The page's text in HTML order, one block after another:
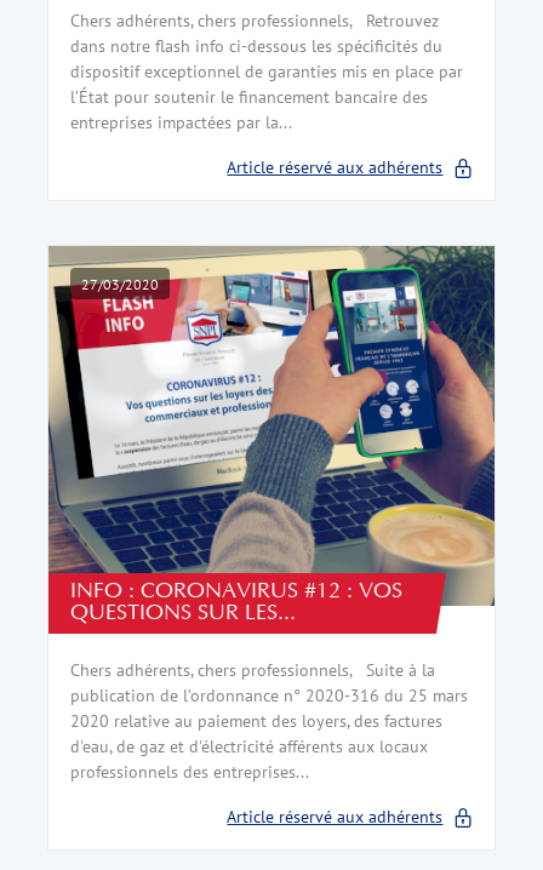
Chers adhérents, chers professionnels, Retrouvez
dans notre flash info ci-dessous les spécificités du
dispositif exceptionnel de garanties mis en place par
l’État pour soutenir le financement bancaire des
entreprises impactées par la...
Article réservé aux adhérents
27/03/2020
INFO : CORONAVIRUS #12 : VOS
QUESTIONS SUR LES...
Chers adhérents, chers professionnels, Suite à la
publication de l’ordonnance n° 2020-316 du 25 mars
2020 relative au paiement des loyers, des factures
d'eau, de gaz et d'électricité afférents aux locaux
professionnels des entreprises...
Article réservé aux adhérents